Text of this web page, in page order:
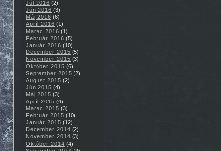
Júl 2016 (2)
Jún 2016 (3)
Máj 2016 (6)
Apríl 2016 (1)
Marec 2016 (1)
Február 2016 (5)
Január 2016 (10)
December 2015 (5)
November 2015 (3)
Október 2015 (6)
September 2015 (2)
August 2015 (2)
Jún 2015 (4)
Máj 2015 (3)
Apríl 2015 (4)
Marec 2015 (3)
Február 2015 (10)
Január 2015 (12)
December 2014 (2)
November 2014 (3)
Október 2014 (4)